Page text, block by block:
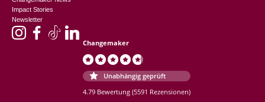
Impact Stories
Newsletter
Changemaker
Unabhängig geprüft
4.79 Bewertung (5591 Rezensionen)